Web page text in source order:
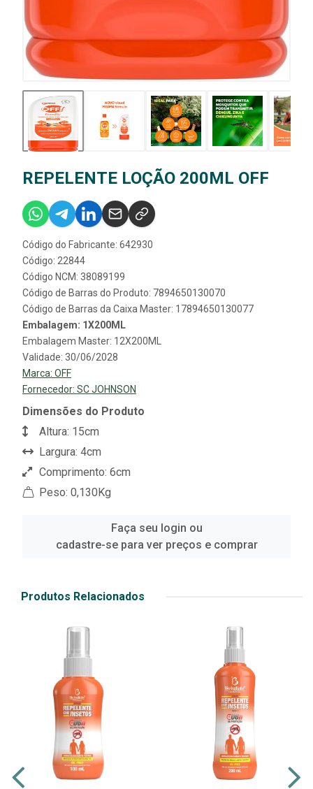
REPELENTE LOÇÃO 200ML OFF
Código do Fabricante: 642930
Código: 22844
Código NCM: 38089199
Código de Barras do Produto: 7894650130070
Código de Barras da Caixa Master: 17894650130077
Embalagem: 1X200ML
Embalagem Master: 12X200ML
Validade: 30/06/2028
Marca: OFF
Fornecedor: SC JOHNSON
Dimensões do Produto
Altura: 15cm
Largura: 4cm
Comprimento: 6cm
Peso: 0,130Kg
Faça seu login ou
cadastre-se para ver preços e comprar
Produtos Relacionados